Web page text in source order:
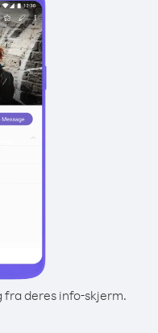
fra deres info-skjerm.